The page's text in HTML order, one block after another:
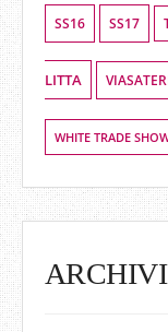
SS16 SS17
LITTA
WHITE TRADE
ARCHIVI